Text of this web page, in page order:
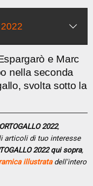
e Marc
nella seconda
svolta sotto la
2022,
articoli di tuo interesse
2022 qui sopra,
illustratadell'intero